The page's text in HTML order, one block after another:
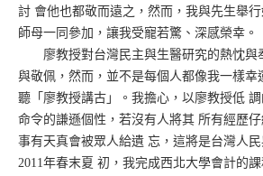
討 會他也都敬而遠之，然而，我與先生舉
師母一同參加，讓我受寵若驚、深感榮幸。
廖教授對台灣民主與生醫研究的熱忱與
與敬佩，然而，並不是每個人都像我一樣幸
聽「廖教授講古」。我擔心，以廖教授低
命令的謙遜個性，若沒有人將其 所有經歷
事有天真會被眾人給遺 忘，這將是台灣人民
2011年春末夏 初，我完成西北大學會計的